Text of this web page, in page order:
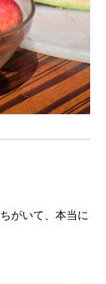
がいて、本当に